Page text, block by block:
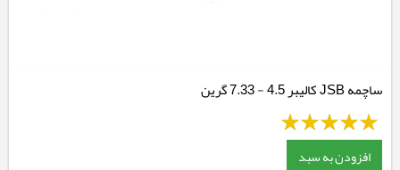
ساچمه JSB کالیبر 4.5 - 7.33 گرین
افزودن به سبد